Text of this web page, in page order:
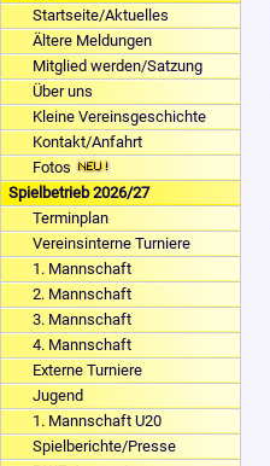
Startseite/Aktuelles
Ältere Meldungen
Mitglied werden/Satzung
Über uns
Kleine Vereinsgeschichte
Kontakt/Anfahrt
Fotos
Spielbetrieb 2026/27
Terminplan
Vereinsinterne Turniere
1. Mannschaft
2. Mannschaft
3. Mannschaft
4. Mannschaft
Externe Turniere
Jugend
1. Mannschaft U20
Spielberichte/Presse